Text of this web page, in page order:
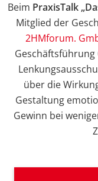
Beim PraxisTalk
Mitglied der
2HMforum.
Geschäftsführung
über die
Gestaltung
Gewinn bei